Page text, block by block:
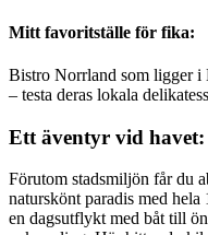
Mitt favoritställe för fika:
Bistro Norrland som ligger i
– testa deras lokala
Ett äventyr vid
Förutom stadsmiljön får du
naturskönt paradis med
en dagsutflykt med båt till